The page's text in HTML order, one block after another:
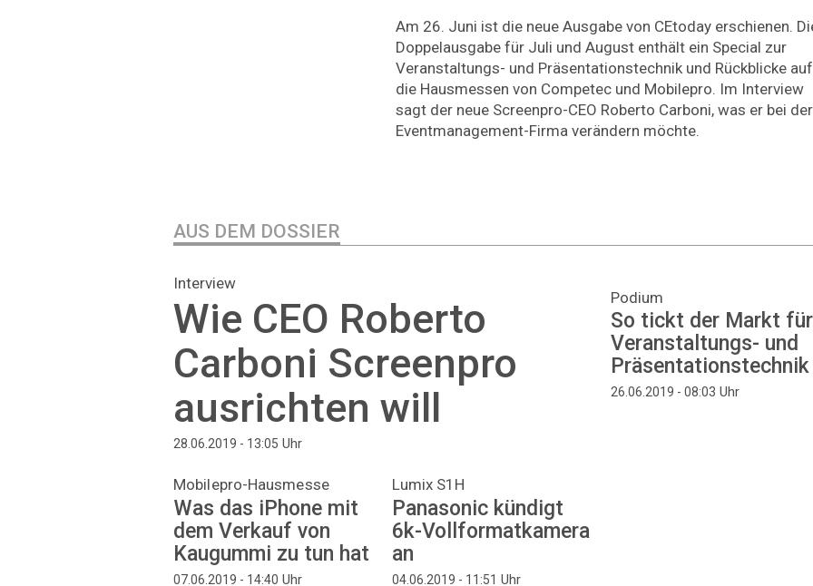
Am 26. Juni ist die neue Ausgabe von CEtoday erschienen.
Doppelausgabe für Juli und August enthält ein Special zur
Veranstaltungs- und Präsentationstechnik und Rückblicke auf
die Hausmessen von Competec und Mobilepro. Im Interview
sagt der neue Screenpro-CEO Roberto Carboni, was er bei der
Eventmanagement-Firma verändern möchte.
AUS DEM DOSSIER
Interview
Wie CEO Roberto
Carboni Screenpro
ausrichten will
28.06.2019 - 13:05 Uhr
Podium
So tickt der Markt für
Veranstaltungs- und
Präsentationstechnik
26.06.2019 - 08:03 Uhr
Mobilepro-Hausmesse
Was das iPhone mit
dem Verkauf von
Kaugummi zu tun hat
07.06.2019 - 14:40 Uhr
Lumix S1H
Panasonic kündigt
6k-Vollformatkamera
an
04.06.2019 - 11:51 Uhr